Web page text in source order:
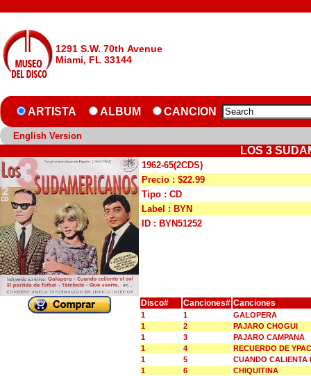
1291 S.W. 70th Avenue
Miami, FL 33144
ARTISTA ALBUM CANCION
English Version
LOS 3
1962-65(2CDS)
Precio : $22.99
Tipo : CD
Label : BYN
ID : BYN51252
Disco# Canciones# Canciones
1 1
GALOPERA
1
2
PAJARO CHOGUI
1
3
PAJARO CAMPANA
1
4
RECUERDO DE
1
5
CUANDO CALIENTA
1
6
CHIQUITINA